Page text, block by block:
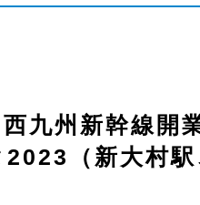
九州新幹線開
（新大村駅